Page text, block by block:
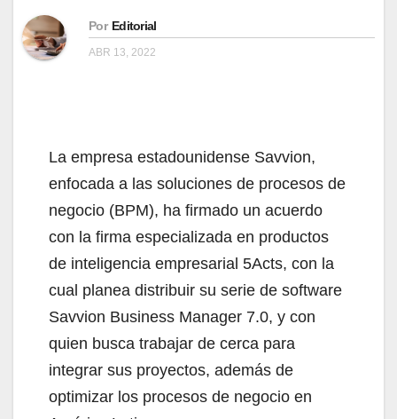
Por Editorial
ABR 13, 2022
La empresa estadounidense Savvion,
enfocada a las soluciones de procesos de
negocio (BPM), ha firmado un acuerdo
con la firma especializada en productos
de inteligencia empresarial 5Acts, con la
cual planea distribuir su serie de software
Savvion Business Manager 7.0, y con
quien busca trabajar de cerca para
integrar sus proyectos, además de
optimizar los procesos de negocio en